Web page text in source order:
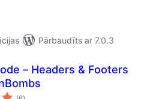
Pārbaudīts ar 7.0.3
– Headers & Footers
vērtējumu